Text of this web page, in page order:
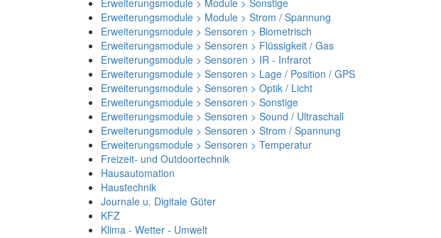
Erweiterungsmodule > Module > Sonstige
Erweiterungsmodule > Module > Strom / Spannung
Erweiterungsmodule > Sensoren > Biometrisch
Erweiterungsmodule > Sensoren > Flüssigkeit / Gas
Erweiterungsmodule > Sensoren > IR - Infrarot
Erweiterungsmodule > Sensoren > Lage / Position / GPS
Erweiterungsmodule > Sensoren > Optik / Licht
Erweiterungsmodule > Sensoren > Sonstige
Erweiterungsmodule > Sensoren > Sound / Ultraschall
Erweiterungsmodule > Sensoren > Strom / Spannung
Erweiterungsmodule > Sensoren > Temperatur
Freizeit- und Outdoortechnik
Hausautomation
Haustechnik
Journale u. Digitale Güter
KFZ
Klima - Wetter - Umwelt